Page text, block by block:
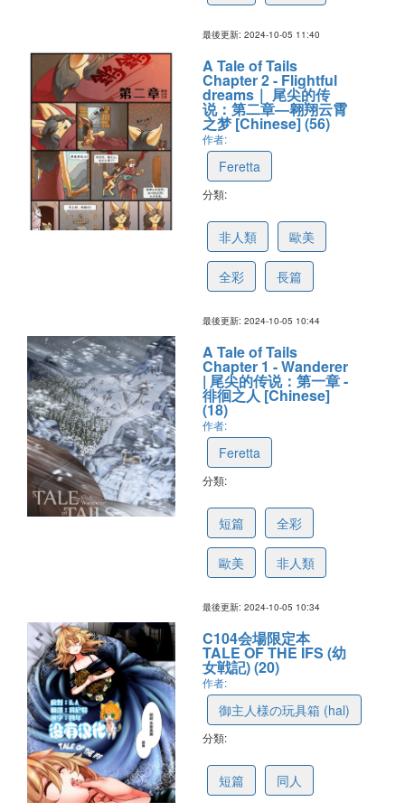
最後更新: 2024-10-05 11:40
A Tale of Tails
Chapter 2 - Flightful
dreams｜ 尾尖的传
说：第二章—翱翔云霄
之梦 [Chinese] (56)
作者:
Feretta
分類:
非人類 歐美
全彩 長篇
最後更新: 2024-10-05 10:44
A Tale of Tails
Chapter 1 - Wanderer
| 尾尖的传说：第一章 -
徘徊之人 [Chinese]
(18)
作者:
Feretta
分類:
短篇 全彩
歐美 非人類
最後更新: 2024-10-05 10:34
C104会場限定本
TALE OF THE IFS (幼
女戦記) (20)
作者:
御主人様の玩具箱 (hal)
分類:
短篇 同人